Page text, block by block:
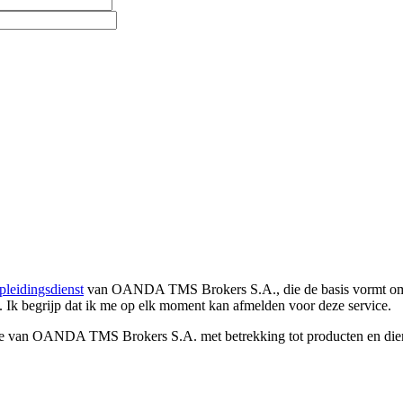
van OANDA TMS Brokers S.A., die de basis vormt
Ik begrijp dat ik me op elk moment kan afmelden voor deze service.
OANDA TMS Brokers S.A. met betrekking tot producten en